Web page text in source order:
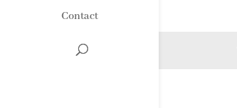
Contact